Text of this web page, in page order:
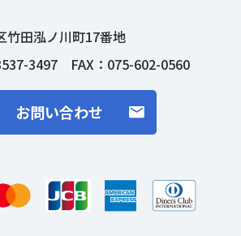
竹田泓ノ川町17番地
3497FAX：075-602-0560
お問い合わせ